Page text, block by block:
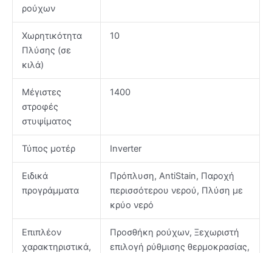
ρούχων
Χωρητικότητα
Πλύσης (σε
κιλά)
10
Μέγιστες
στροφές
στυψίματος
1400
Τύπος μοτέρ Inverter
Ειδικά
προγράμματα
Πρόπλυση, AntiStain, Παροχή
περισσότερου νερού, Πλύση με
κρύο νερό
Επιπλέον
χαρακτηριστικά,
Προσθήκη ρούχων, Ξεχωριστή
επιλογή ρύθμισης θερμοκρασίας,